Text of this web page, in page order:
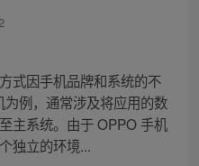
式因手机品牌和系统的不
例，通常涉及将应用的数
主系统。由于 OPPO 手机
独立的环境...